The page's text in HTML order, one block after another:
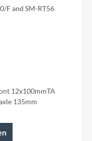
F and SM-RT56
12x100mmTA
135mm